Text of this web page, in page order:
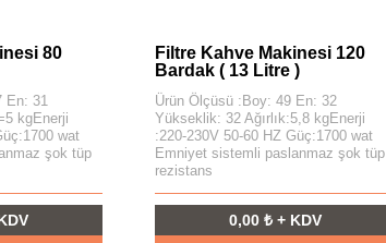
80
En: 31
kgEnerji
wat
şok tüp
Filtre Kahve Makinesi 120
Bardak ( 13 Litre )
Ürün Ölçüsü :Boy: 49 En: 32
Yükseklik: 32 Ağırlık:5,8 kgEnerji
:220-230V 50-60 HZ Güç:1700 wat
Emniyet sistemli paslanmaz şok tüp
rezistans
0,00 ₺ + KDV